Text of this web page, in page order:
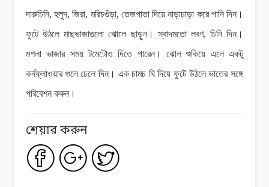
দারুচিনি, হলুদ, জিরা, মরিচগুঁড়া, তেজপাতা দিয়ে নাড়াচাড়া করে পানি দিন।
ফুটে উঠলে মাছভাজাগুলো ঝোলে ছাড়ুন। স্বাদমতো লবণ, চিনি দিন।
মশলা ভাজার সময় টমেটোও দিতে পারেন। ঝোল শুকিয়ে এলে একটু
কর্নফ্লাওয়ার গুলে ঢেলে দিন। এক চামচ ঘি দিয়ে ফুটে উঠলে ভাতের সঙ্গে
পরিবেশন করুন।
শেয়ার করুন